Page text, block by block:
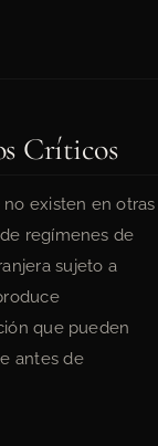
Críticos
existen en otras
regímenes de
sujeto a
que pueden
antes de